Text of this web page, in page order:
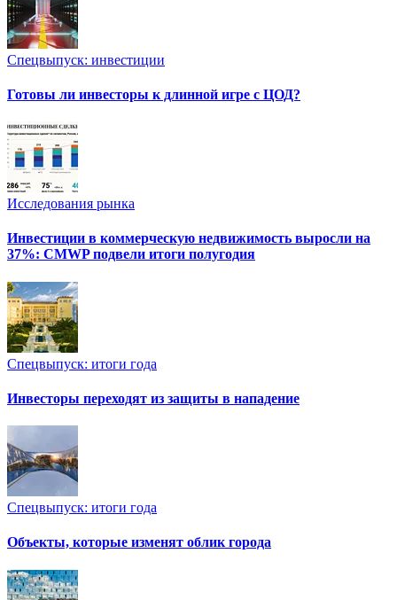
Спецвыпуск: инвестиции
Готовы ли инвесторы к длинной игре с ЦОД?
Исследования рынка
Инвестиции в коммерческую недвижимость выросли на
37%: CMWP подвели итоги полугодия
Спецвыпуск: итоги года
Инвесторы переходят из защиты в нападение
Спецвыпуск: итоги года
Объекты, которые изменят облик города